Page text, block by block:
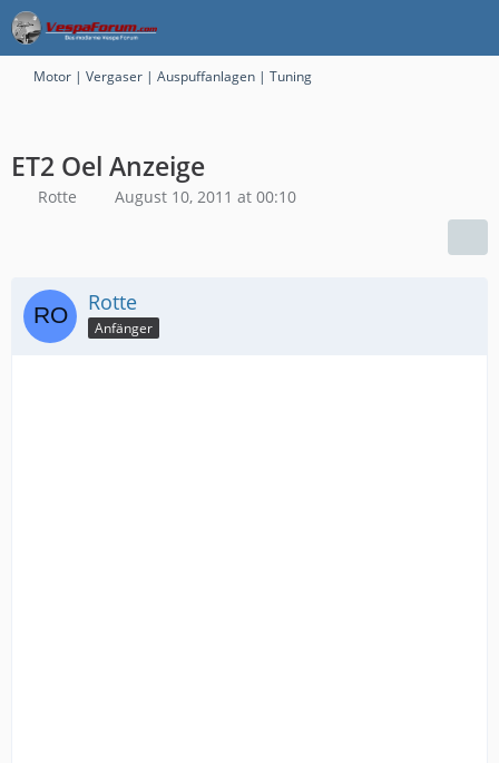
Motor | Vergaser | Auspuffanlagen | Tuning
ET2 Oel Anzeige
Rotte August 10, 2011 at 00:10
Rotte
Anfänger